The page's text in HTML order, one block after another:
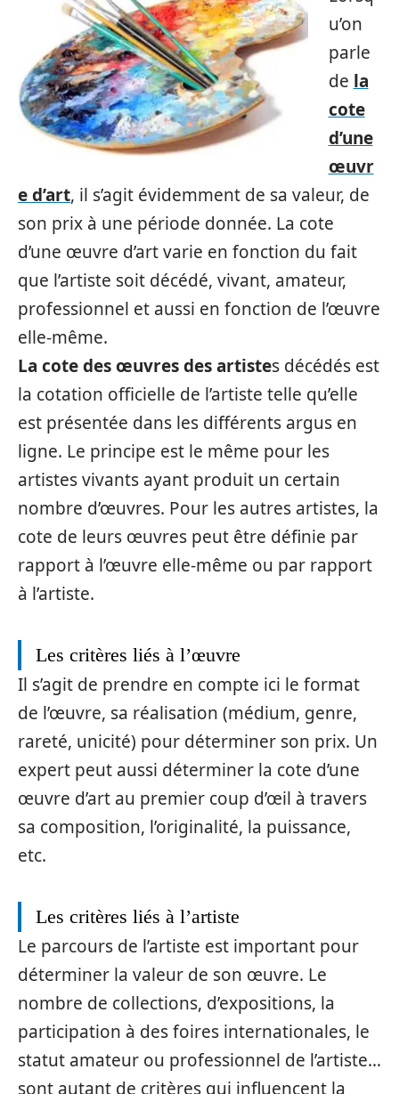
u’on
parle
de la
cote
d’une
œuvr
e d’art, il s’agit évidemment de sa valeur, de
son prix à une période donnée. La cote
d’une œuvre d’art varie en fonction du fait
que l’artiste soit décédé, vivant, amateur,
professionnel et aussi en fonction de l’œuvre
elle-même.
La cote des œuvres des artistes décédés est
la cotation officielle de l’artiste telle qu’elle
est présentée dans les différents argus en
ligne. Le principe est le même pour les
artistes vivants ayant produit un certain
nombre d’œuvres. Pour les autres artistes, la
cote de leurs œuvres peut être définie par
rapport à l’œuvre elle-même ou par rapport
à l’artiste.
Les critères liés à l’œuvre
Il s’agit de prendre en compte ici le format
de l’œuvre, sa réalisation (médium, genre,
rareté, unicité) pour déterminer son prix. Un
expert peut aussi déterminer la cote d’une
œuvre d’art au premier coup d’œil à travers
sa composition, l’originalité, la puissance,
etc.
Les critères liés à l’artiste
Le parcours de l’artiste est important pour
déterminer la valeur de son œuvre. Le
nombre de collections, d’expositions, la
participation à des foires internationales, le
statut amateur ou professionnel de l’artiste…
sont autant de critères qui influencent la